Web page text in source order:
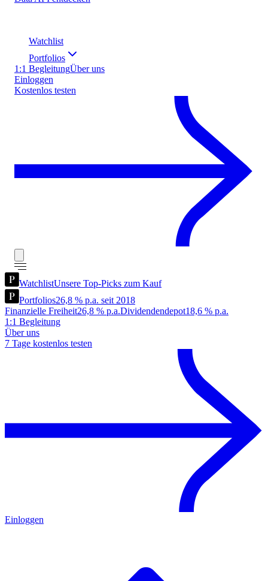
Watchlist
Portfolios
1:1 BegleitungÜber uns
Einloggen
Kostenlos testen
WatchlistUnsere Top-Picks zum Kauf
Portfolios26,8 % p.a. seit 2018
Finanzielle Freiheit26,8 % p.a.Dividendendepot18,6 % p.a.
1:1 Begleitung
Über uns
7 Tage kostenlos testen
Einloggen